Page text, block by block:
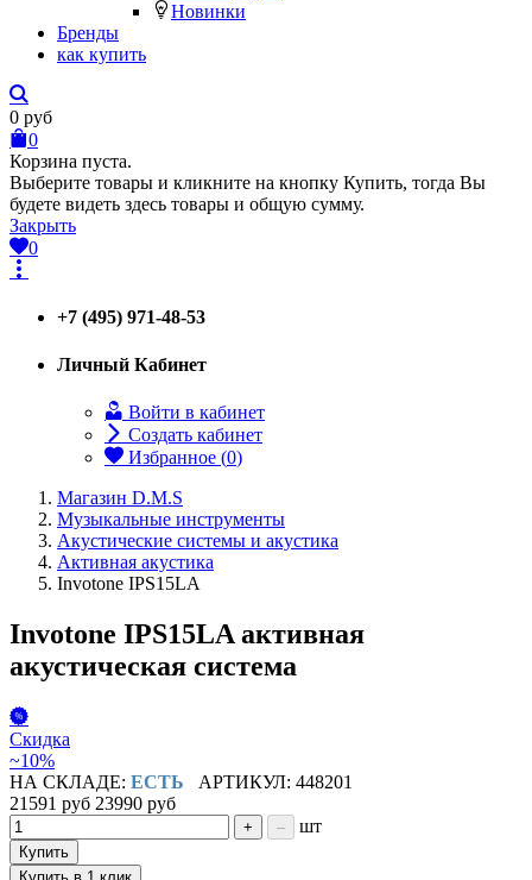
Новинки
Бренды
как купить
0 руб
0
Корзина пуста.
Выберите товары и кликните на кнопку Купить, тогда Вы
будете видеть здесь товары и общую сумму.
Закрыть
0
+7 (495) 971-48-53
Личный Кабинет
Войти в кабинет
Создать кабинет
Избранное (0)
Магазин D.M.S
Музыкальные инструменты
Акустические системы и акустика
Активная акустика
Invotone IPS15LA
Invotone IPS15LA активная
акустическая система
Скидка
~10%
НА СКЛАДЕ: ЕСТЬ АРТИКУЛ: 448201
21591 руб 23990 руб
+ – шт
Купить